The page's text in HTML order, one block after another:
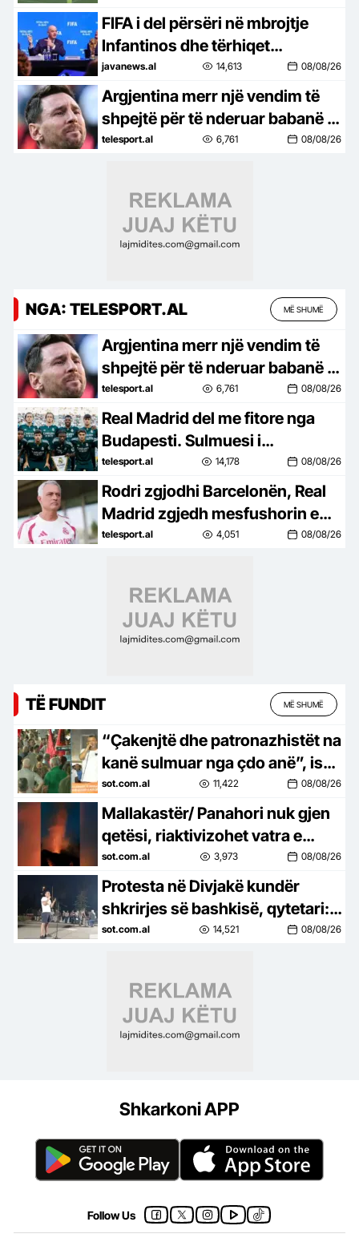
FIFA i del përsëri në mbrojtje
Infantinos dhe tërhiqet
përfundimisht nga shitja e
aksioneve të Botërorit!
javanews.al 14,613 08/08/26
Argjentina merr një vendim të
shpejtë për të nderuar babanë e
Messit. Hyn direkt në fuqi
telesport.al 6,761 08/08/26
NGA: TELESPORT.AL MË SHUMË
Argjentina merr një vendim të
shpejtë për të nderuar babanë e
Messit. Hyn direkt në fuqi
telesport.al 6,761 08/08/26
Real Madrid del me fitore nga
Budapesti. Sulmuesi i
transferuar këtë verë e bën
“sefte” (video)
telesport.al 14,178 08/08/26
Rodri zgjodhi Barcelonën, Real
Madrid zgjedh mesfushorin e…
Juventusit
telesport.al 4,051 08/08/26
TË FUNDIT MË SHUMË
“Çakenjtë dhe patronazhistët na
kanë sulmuar nga çdo anë”, ish-
luftëtari i UÇK-së: Destinacioni
ynë, Shqipëria e re!
sot.com.al 11,422 08/08/26
Mallakastër/ Panahori nuk gjen
qetësi, riaktivizohet vatra e
zjarrit
sot.com.al 3,973 08/08/26
Protesta në Divjakë kundër
shkrirjes së bashkisë, qytetari:
Duan bregdetin dhe Parkun e
sot.com.al 14,521 08/08/26
Shkarkoni APP
Follow Us